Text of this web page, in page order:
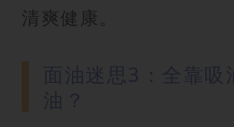
清爽健康。